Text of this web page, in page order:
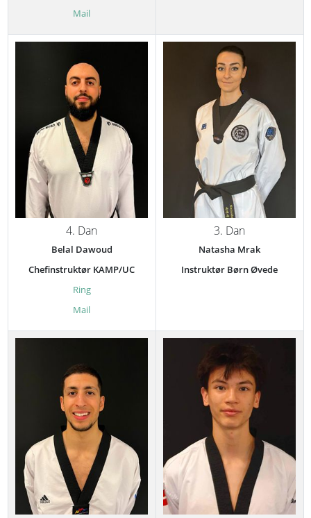
Mail
4. Dan
Belal Dawoud
Chefinstruktør KAMP/UC
Ring
Mail
3. Dan
Natasha Mrak
Instruktør Børn Øvede